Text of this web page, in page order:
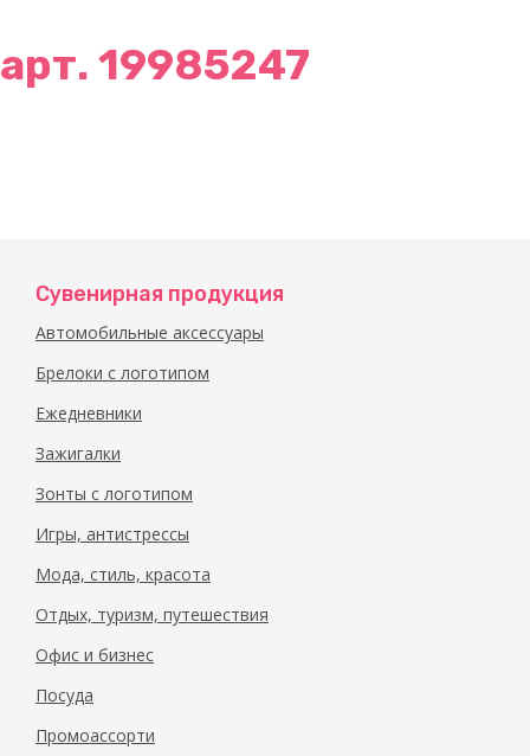
арт. 19985247
Сувенирная продукция
Автомобильные аксессуары
Брелоки с логотипом
Ежедневники
Зажигалки
Зонты с логотипом
Игры, антистрессы
Мода, стиль, красота
Отдых, туризм, путешествия
Офис и бизнес
Посуда
Промоассорти